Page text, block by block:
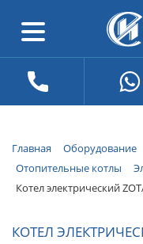
Главная Оборудование
Отопительные котлы
Котел электрический
КОТЕЛ